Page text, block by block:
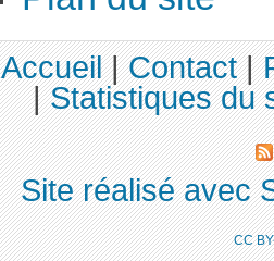
Accueil|Contact|
|Statistiques du
Site réalisé avec
CC